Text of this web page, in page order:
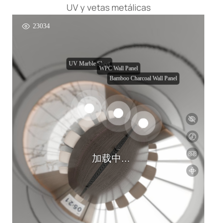
UV y vetas metálicas